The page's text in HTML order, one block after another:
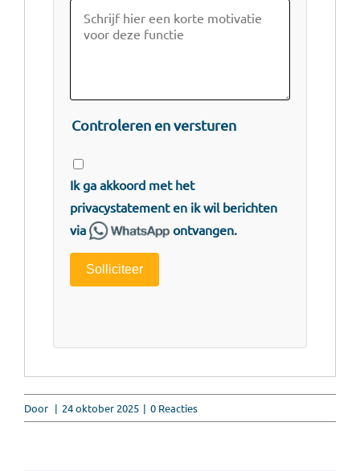
Controleren en versturen
Ik ga akkoord met het
privacystatementen ik wil berichten
via
ontvangen.
Solliciteer
Door | 24 oktober 2025 | 0 Reacties